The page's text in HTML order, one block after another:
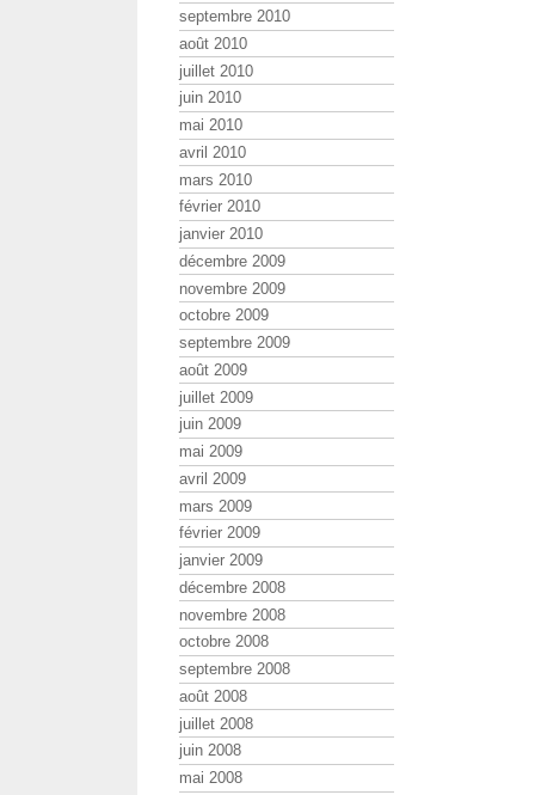
septembre 2010
août 2010
juillet 2010
juin 2010
mai 2010
avril 2010
mars 2010
février 2010
janvier 2010
décembre 2009
novembre 2009
octobre 2009
septembre 2009
août 2009
juillet 2009
juin 2009
mai 2009
avril 2009
mars 2009
février 2009
janvier 2009
décembre 2008
novembre 2008
octobre 2008
septembre 2008
août 2008
juillet 2008
juin 2008
mai 2008